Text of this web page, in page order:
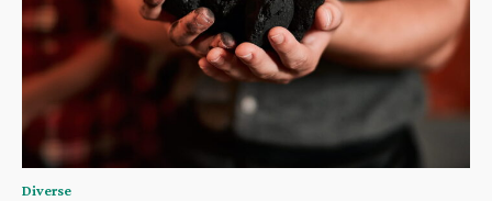
Diverse